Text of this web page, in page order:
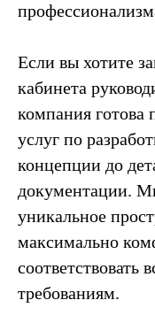
Если вы хотите
кабинета
компания готова
услуг по
концепции до
документации.
уникальное
максимально
требованиям.